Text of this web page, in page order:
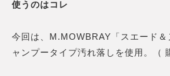
使うのはコレ
今回は、M.MOWBRAY「スエード＆
ャンプータイプ汚れ落しを使用。（